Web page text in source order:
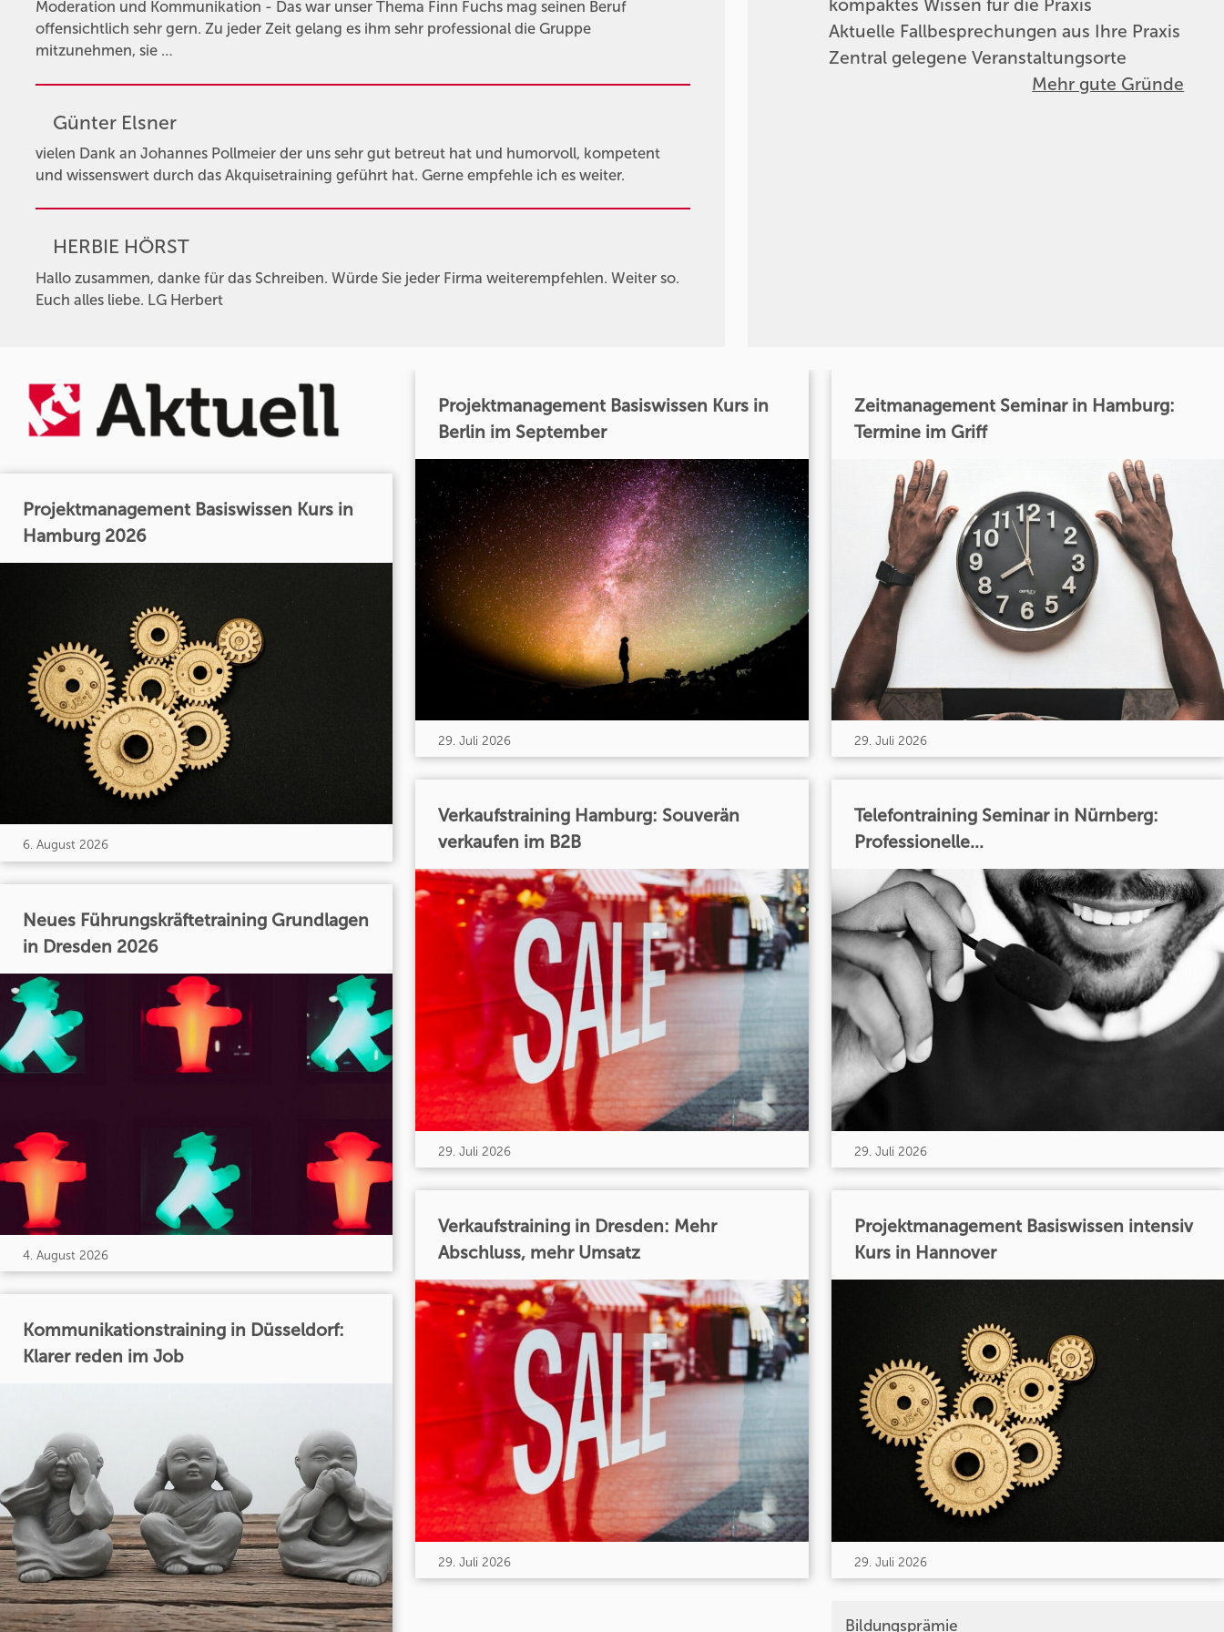
Moderation und Kommunikation - Das war unser Thema Finn Fuchs mag seinen Beruf
offensichtlich sehr gern. Zu jeder Zeit gelang es ihm sehr professional die Gruppe
mitzunehmen, sie …
Günter Elsner
vielen Dank an Johannes Pollmeier der uns sehr gut betreut hat und humorvoll, kompetent
und wissenswert durch das Akquisetraining geführt hat. Gerne empfehle ich es weiter.
HERBIE HÖRST
Hallo zusammen, danke für das Schreiben. Würde Sie jeder Firma weiterempfehlen. Weiter so.
Euch alles liebe. LG Herbert
kompaktes Wissen für die Praxis
Aktuelle Fallbesprechungen aus Ihre Praxis
Zentral gelegene Veranstaltungsorte
Mehr gute Gründe
Projektmanagement Basiswissen Kurs in
Hamburg 2026
6. August 2026
Neues Führungskräftetraining Grundlagen
in Dresden 2026
4. August 2026
Kommunikationstraining in Düsseldorf:
Klarer reden im Job
Projektmanagement Basiswissen Kurs in
Berlin im September
29. Juli 2026
Verkaufstraining Hamburg: Souverän
verkaufen im B2B
29. Juli 2026
Verkaufstraining in Dresden: Mehr
Abschluss, mehr Umsatz
29. Juli 2026
Zeitmanagement Seminar in Hamburg:
Termine im Griff
29. Juli 2026
Telefontraining Seminar in Nürnberg:
Professionelle...
29. Juli 2026
Projektmanagement Basiswissen intensiv
Kurs in Hannover
29. Juli 2026
Bildungsprämie